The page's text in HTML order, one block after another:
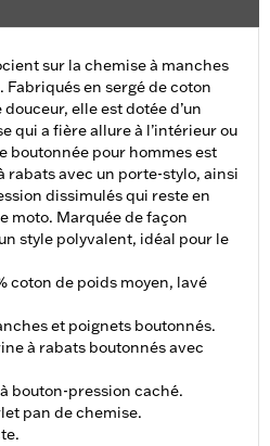
sur la chemise à manches
en sergé de coton
elle est dotée d’un
qui a fière allure à l’intérieur ou
boutonnée pour hommes est
rabats avec un porte-stylo, ainsi
dissimulés qui reste en
moto. Marquée de façon
style polyvalent, idéal pour le
coton de poids moyen, lavé
et poignets boutonnés.
à rabats boutonnés avec
bouton-pression caché.
pan de chemise.